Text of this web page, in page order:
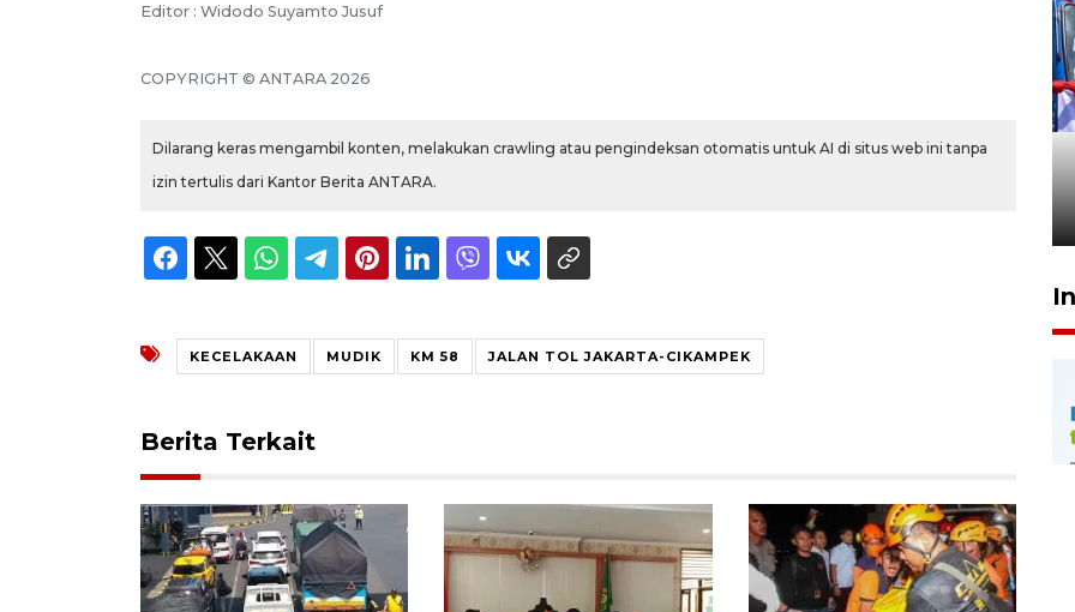
Editor : Widodo Suyamto Jusuf
COPYRIGHT © ANTARA 2026
Dilarang keras mengambil konten, melakukan crawling atau pengindeksan otomatis untuk AI di situs web ini tanpa
izin tertulis dari Kantor Berita ANTARA.
KECELAKAAN MUDIK KM 58 JALAN TOL JAKARTA-CIKAMPEK
Berita Terkait
Pemprov Bali siapkan wall